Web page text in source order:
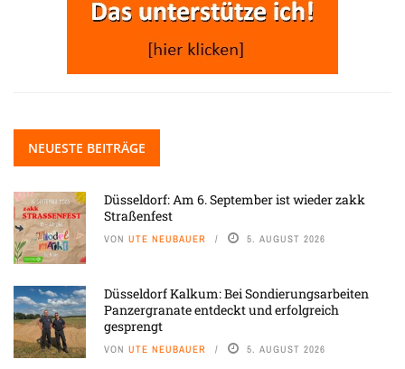
NEUESTE BEITRÄGE
Düsseldorf: Am 6. September ist wieder zakk
Straßenfest
VON UTE NEUBAUER 5. AUGUST 2026
Düsseldorf Kalkum: Bei Sondierungsarbeiten
Panzergranate entdeckt und erfolgreich
gesprengt
VON UTE NEUBAUER 5. AUGUST 2026